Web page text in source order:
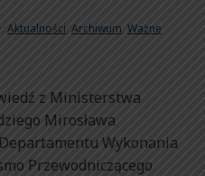
Aktualności, Archiwum, Ważne
z Ministerstwa
Mirosława
Wykonania
Przewodniczącego